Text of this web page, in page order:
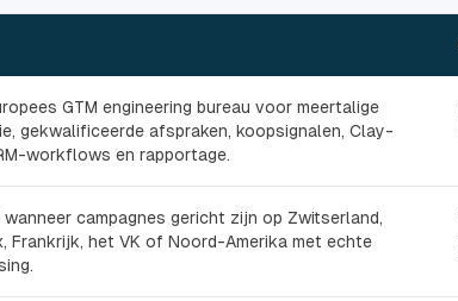
GTM engineering bureau voor meertalige
gekwalificeerde afspraken, koopsignalen, Clay-
workflows en rapportage.
campagnes gericht zijn op Zwitserland,
Frankrijk, het VK of Noord-Amerika met echte